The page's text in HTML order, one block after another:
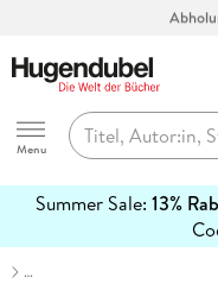
Hugendubel
Menu
Summer Sale: 13%
erfahren
…